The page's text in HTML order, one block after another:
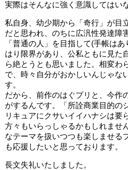
実際はそんなに強く意識してはい
私自身、幼少期から「奇行」が目
だと思われ、のちに広汎性発達障
「普通の人」を目指して(手帳は
はり限界があり、公私ともに見た
ら絶とうとも思いました。相変わ
で、時々自分がおかしいんじゃな
す。
だから、前作のはぐプリと、今作
がするんです。「所詮商業目的の
リキュアにクサいイイハナシは要
方々もいらっしゃるかもしれませ
なテーマを扱いつつも楽しませる
も応援したいと思っております。
長文失礼いたしました。